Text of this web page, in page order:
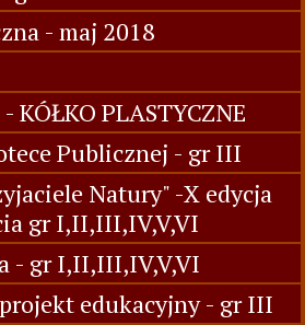
- maj 2018
KÓŁKO PLASTYCZNE
Publicznej - gr III
Natury" -X edycja
gr I,II,III,IV,V,VI
- gr I,II,III,IV,V,VI
edukacyjny - gr III